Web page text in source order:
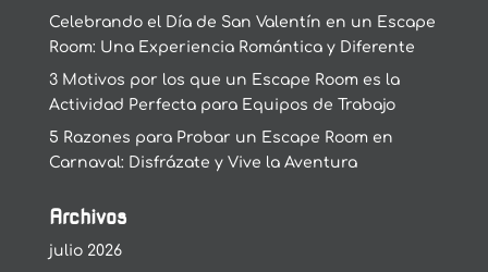
Celebrando el Día de San Valentín en un Escape
Room: Una Experiencia Romántica y Diferente
3 Motivos por los que un Escape Room es la
Actividad Perfecta para Equipos de Trabajo
5 Razones para Probar un Escape Room en
Carnaval: Disfrázate y Vive la Aventura
Archivos
julio 2026